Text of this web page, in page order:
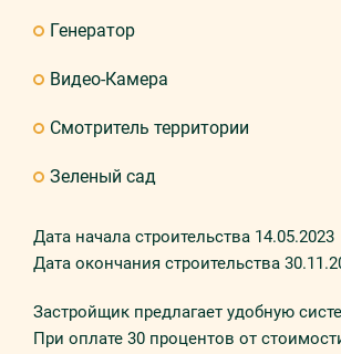
Генератор
Видео-Камера
Смотритель территории
Зеленый сад
Дата начала строительства 14.05.2023
Дата окончания строительства
Застройщик предлагает удобную
При оплате 30 процентов от